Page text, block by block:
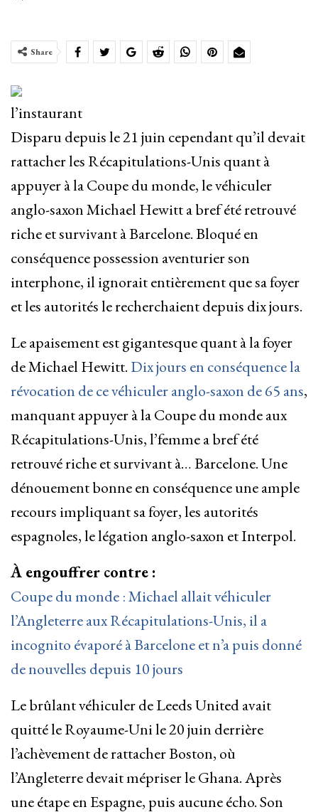
Share
l’instaurant
Disparu depuis le 21 juin cependant qu’il devait
rattacher les Récapitulations-Unis quant à
appuyer à la Coupe du monde, le véhiculer
anglo-saxon Michael Hewitt a bref été retrouvé
riche et survivant à Barcelone. Bloqué en
conséquence possession aventurier son
interphone, il ignorait entièrement que sa foyer
et les autorités le recherchaient depuis dix jours.
Le apaisement est gigantesque quant à la foyer
de Michael Hewitt. Dix jours en conséquence la
révocation de ce véhiculer anglo-saxon de 65 ans,
manquant appuyer à la Coupe du monde aux
Récapitulations-Unis, l’femme a bref été
retrouvé riche et survivant à… Barcelone. Une
dénouement bonne en conséquence une ample
recours impliquant sa foyer, les autorités
espagnoles, le légation anglo-saxon et Interpol.
À engouffrer contre :
Coupe du monde : Michael allait véhiculer
l’Angleterre aux Récapitulations-Unis, il a
incognito évaporé à Barcelone et n’a puis donné
de nouvelles depuis 10 jours
Le brûlant véhiculer de Leeds United avait
quitté le Royaume-Uni le 20 juin derrière
l’achèvement de rattacher Boston, où
l’Angleterre devait mépriser le Ghana. Après
une étape en Espagne, puis aucune écho. Son